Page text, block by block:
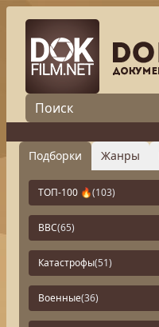
Подборки Жанры
ТОП-100 🔥(103)
BBC(65)
Катастрофы(51)
Военные(36)